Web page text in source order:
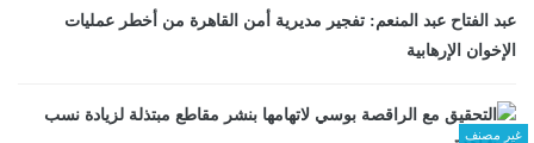
عبد الفتاح عبد المنعم: تفجير مديرية أمن القاهرة من أخطر عمليات
الإخوان الإرهابية
غير مصنف